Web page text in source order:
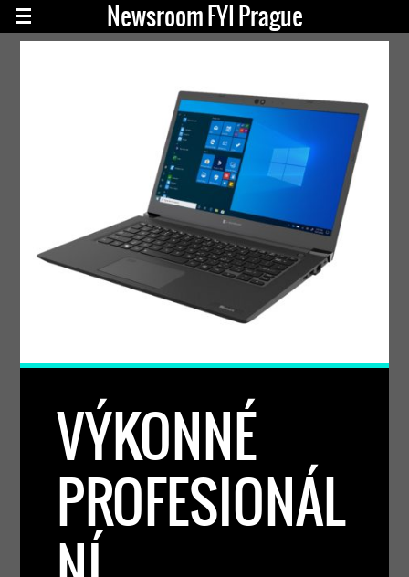
Newsroom FYI Prague
VÝKONNÉ
PROFESIONÁL